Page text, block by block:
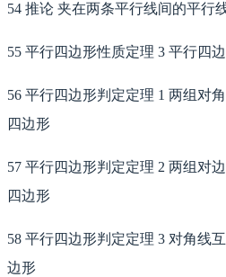
54 推论 夹在两条平行线间的平行
55 平行四边形性质定理 3 平行四
56 平行四边形判定定理 1 两组对
四边形
57 平行四边形判定定理 2 两组对
四边形
58 平行四边形判定定理 3 对角线
边形